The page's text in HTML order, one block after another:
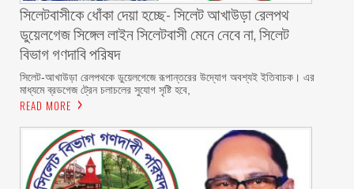
‎সিলেটবাসীকে ধোঁকা দেয়া হচ্ছে- সিলেট আখাউড়া রেলপথ
ডুয়েলগেজ সিঙ্গেল লাইন সিলেটবাসী মেনে নেবে না, সিলেট
বিভাগ গণদাবি পরিষদ
‎​সিলেট-আখাউড়া রেলপথকে ডুয়েলগেজে রূপান্তরের উদ্যোগ অবশ্যই ইতিবাচক। এর
মাধ্যমে ব্রডগেজ ট্রেন চলাচলের সুযোগ সৃষ্টি হবে,
READ MORE